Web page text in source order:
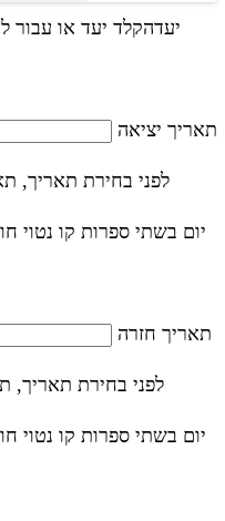
יעדהקלד יעד או עבור
תאריך יציאה
לפני בחירת תאריך,
יום בשתי ספרות קו נטוי
תאריך חזרה
לפני בחירת תאריך,
יום בשתי ספרות קו נטוי